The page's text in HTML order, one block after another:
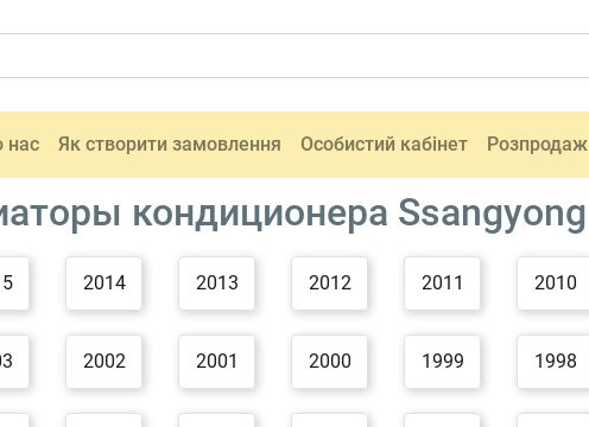
нас Як створити замовлення Особистий кабінет Розпродаж
кондиционера Ssangyong
2014 2013 2012 2011 2010
2002 2001 2000 1999 1998